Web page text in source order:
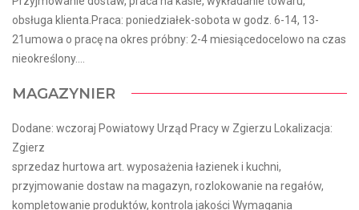
obsługa klienta.Praca: poniedziałek-sobota w godz. 6-14, 13-
21umowa o pracę na okres próbny: 2-4 miesiącedocelowo na czas
nieokreślony....
MAGAZYNIER
Dodane: wczoraj Powiatowy Urząd Pracy w Zgierzu Lokalizacja:
Zgierz
sprzedaz hurtowa art. wyposażenia łazienek i kuchni,
przyjmowanie dostaw na magazyn, rozlokowanie na regałów,
kompletowanie produktów, kontrola jakości Wymagania